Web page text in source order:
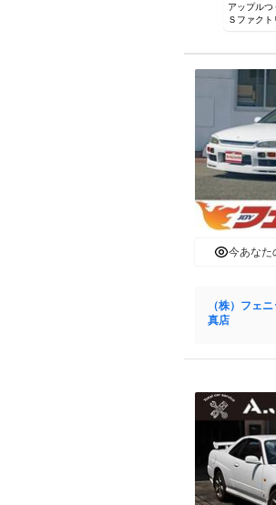
アップル
Ｓファクト
今あなた
（株）フェ
真店